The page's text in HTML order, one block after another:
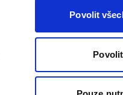
Povolit